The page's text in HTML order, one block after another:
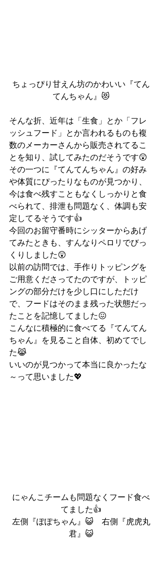
ちょっぴり甘えん坊のかわいい『てん
てんちゃん』😻
そんな折、近年は「生食」とか「フレ
ッシュフード」とか言われるものも複
数のメーカーさんから販売されてるこ
とを知り、試してみたのだそうです😲
その一つに『てんてんちゃん』の好み
や体質にぴったりなものが見つかり、
今は食べ残すこともなくしっかりと食
べられて、排泄も問題なく、体調も安
定してるそうです👍
今回のお留守番時にシッターからあげ
てみたとき も、すんなりペロリでびっ
くりしました😲
以前の訪問では、手作りトッピングを
ご用意くださってたのですが、トッピ
ングの部分だけを少し口にしただけ
で、フードはそのまま残った状態だっ
たことを記憶してました😖
こんなに積極的に食べてる『てんてん
ちゃん』を見ること自体、初めてでし
た😹
いいのが見つかって本当に良かったな
～って思いました💖
にゃんこチームも問題なくフード食べ
てました👍
左側『ぽぽちゃん』😺　右側『虎虎丸
君』😺